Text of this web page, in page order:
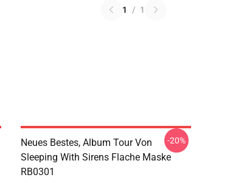
1 / 1
Neues Bestes, Album Tour Von
Sleeping With Sirens Flache Maske
RB0301
-20%